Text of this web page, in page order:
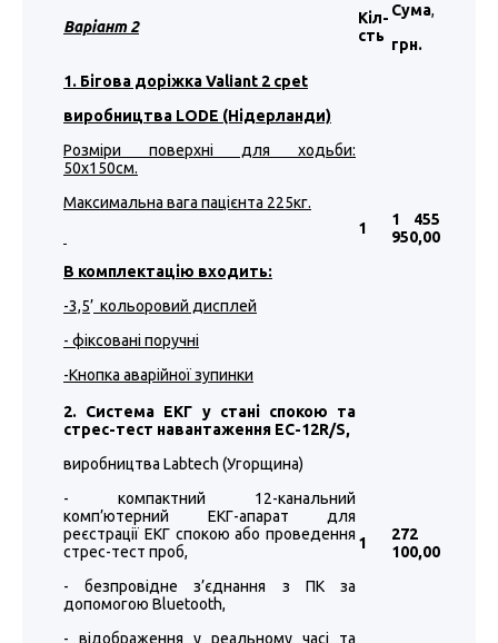
Варіант2
Кіл-
сть
Сума,
грн.
1. Бігова доріжка Valiant 2 cpet
виробництва LODE (Нідерланди)
Розміри поверхні для ходьби:
50х150см.
Максимальна вага пацієнта 225кг.
В комплектацію входить:
-3,5’ кольоровий дисплей
- фіксовані поручні
-Кнопка аварійної зупинки
1
1 455
950,00
2. Система ЕКГ у стані спокою та
стрес-тест навантаження EC-12R/S,
виробництва Labtech (Угорщина)
- компактний 12-канальний
комп’ютерний ЕКГ-апарат для
реєстрації ЕКГ спокою або проведення
стрес-тест проб,
- безпровідне з’єднання з ПК за
допомогою Bluetooth,
- відображення у реальному часі та
1
272
100,00